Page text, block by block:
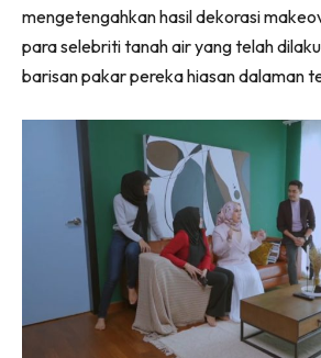
Landed
Video
Beli Di Mana
Buat Sendiri
Ilham Impiana
Ilham Impiana 360
Ilham Impiana Inspirasi
Impiana TV
Casa Impiana
Impiana MakeOver
Lahar Dekor
mengetengahkan hasil dekorasi
para selebriti tanah air yang telah
barisan pakar pereka hiasan dalaman